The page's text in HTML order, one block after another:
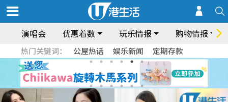
演唱会 优惠着数 玩乐情报 购物情报
热门关键词： 公屋热话 娱乐新闻 定期存款